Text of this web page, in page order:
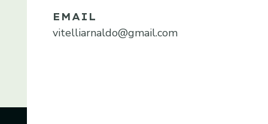
EMAIL
vitelliarnaldo@gmail.com